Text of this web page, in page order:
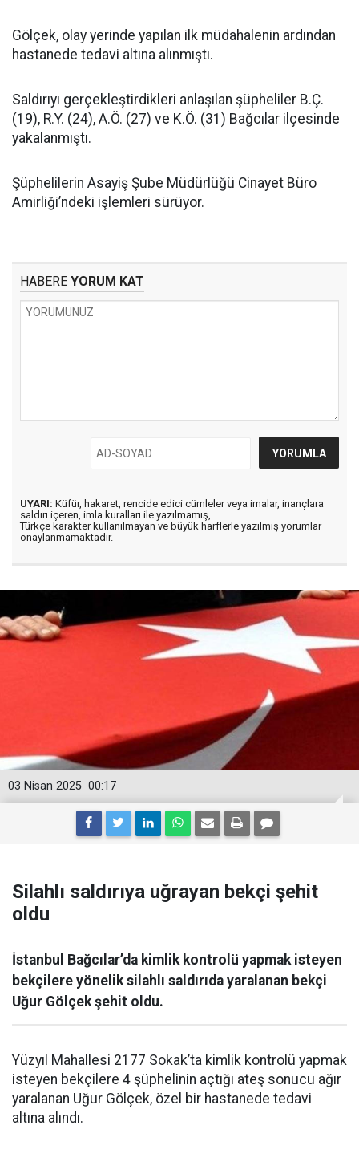
Gölçek, olay yerinde yapılan ilk müdahalenin ardından
hastanede tedavi altına alınmıştı.
Saldırıyı gerçekleştirdikleri anlaşılan şüpheliler B.Ç.
(19), R.Y. (24), A.Ö. (27) ve K.Ö. (31) Bağcılar ilçesinde
yakalanmıştı.
Şüphelilerin Asayiş Şube Müdürlüğü Cinayet Büro
Amirliği’ndeki işlemleri sürüyor.
HABERE YORUM KAT
UYARI: Küfür, hakaret, rencide edici cümleler veya imalar, inançlara
saldırı içeren, imla kuralları ile yazılmamış,
Türkçe karakter kullanılmayan ve büyük harflerle yazılmış yorumlar
onaylanmamaktadır.
00:17
03 Nisan 2025
Silahlı saldırıya uğrayan bekçi şehit
oldu
İstanbul Bağcılar’da kimlik kontrolü yapmak isteyen
bekçilere yönelik silahlı saldırıda yaralanan bekçi
Uğur Gölçek şehit oldu.
Yüzyıl Mahallesi 2177 Sokak’ta kimlik kontrolü yapmak
isteyen bekçilere 4 şüphelinin açtığı ateş sonucu ağır
yaralanan Uğur Gölçek, özel bir hastanede tedavi
altına alındı.